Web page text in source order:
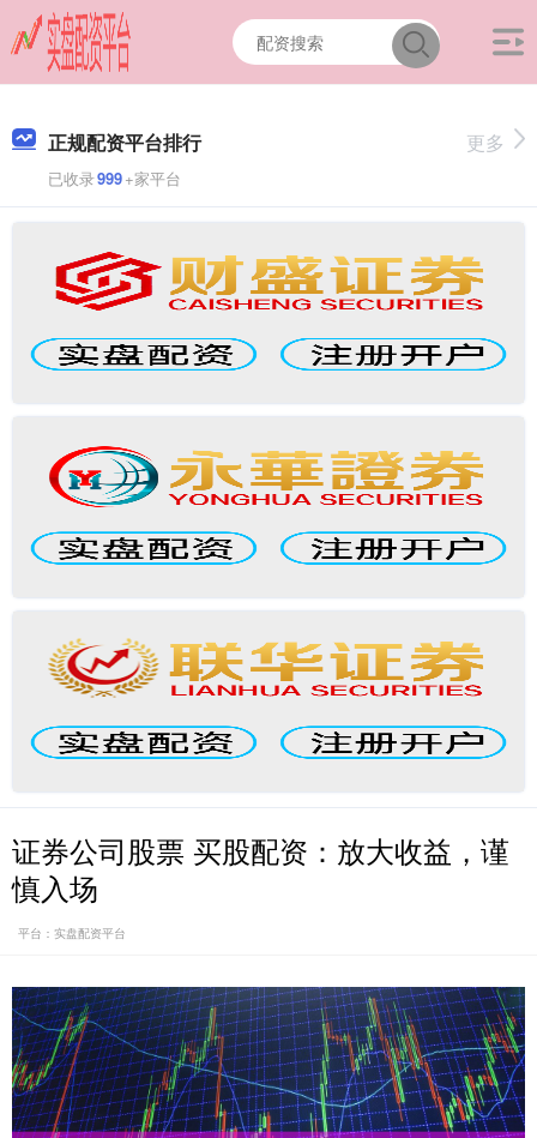
正规配资平台排行
已收录999+家平台
更多
证券公司股票 买股配资：放大收益，谨
慎入场
平台：实盘配资平台